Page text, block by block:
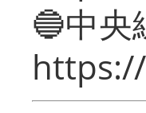
🔵中央